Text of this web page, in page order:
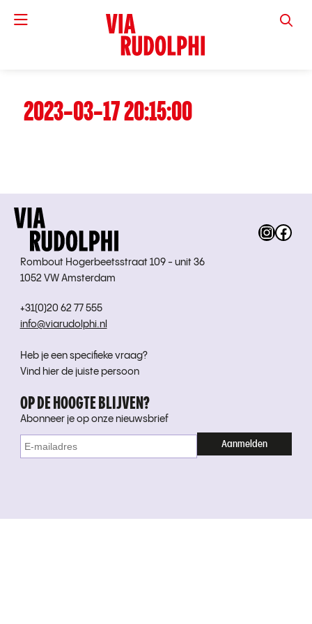
VIA
2023-03-17 20:15:00
Rombout Hogerbeetsstraat 109 - unit 36
1052 VW Amsterdam
+31(0)20 62 77 555
info@viarudolphi.nl
Heb je een specifieke vraag?
Vind hier de juiste persoon
OP DE HOOGTE BLIJVEN?
Abonneer je op onze nieuwsbrief